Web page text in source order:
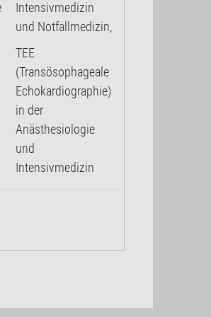
Intensivmedizin
und Notfallmedizin,
TEE
(Transösophageale
Echokardiographie)
in der
Anästhesiologie
und
Intensivmedizin